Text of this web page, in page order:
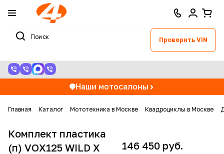
Проверить VIN
Наши мотосалоны
Главная Каталог Мототехника в Москве Квадроциклы в Москве
Комплект пластика
(п) VOX125 WILD X
146 450 руб.